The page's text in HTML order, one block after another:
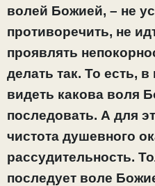
волей Божией, – не
противоречить, не
проявлять
делать так. То есть,
видеть какова воля
последовать. А для
чистота душевного
рассудительность.
последует воле